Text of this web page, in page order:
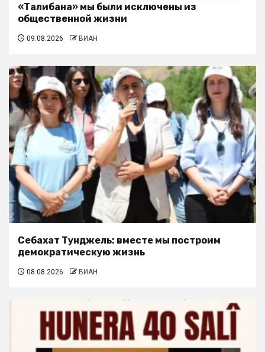
«Талибана» мы были исключены из
общественной жизни
09.08.2026 ВИАН
Себахат Тунджель: вместе мы построим
демократическую жизнь
08.08.2026 ВИАН